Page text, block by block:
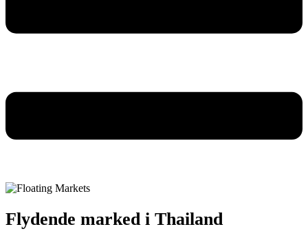
Flydende marked i Thailand